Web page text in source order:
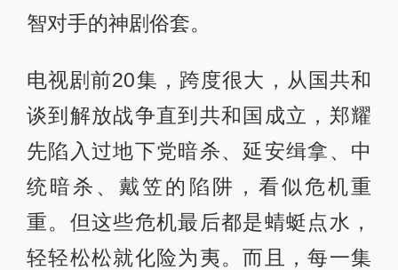
智对手的神剧俗套。
电视剧前20集，跨度很大，从国共和
谈到解放战争直到共和国成立，郑耀
先陷入过地下党暗杀、延安缉拿、中
统暗杀、戴笠的陷阱，看似危机重
重。但这些危机最后都是蜻蜓点水，
轻轻松松就化险为夷。而且，每一集